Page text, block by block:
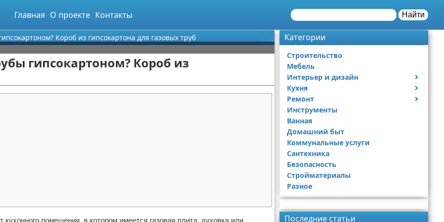
Главная О проекте Контакты Найти
Короб из гипсокартона для газовых труб
гипсокартоном? Короб из
помещения, в котором имеется газовая плита, духовка или
Категории
Строительство
Мебель
Интерьер и дизайн
Дизайн дачи
Дизайн квартиры
Кухня
Посуда
Ремонт
Ремонт дачи
Ремонт квартиры
Инструменты
Ванная
Домашний быт
Коммунальные услуги
Сантехника
Безопасность
Стройматериалы
Разное
Последние статьи